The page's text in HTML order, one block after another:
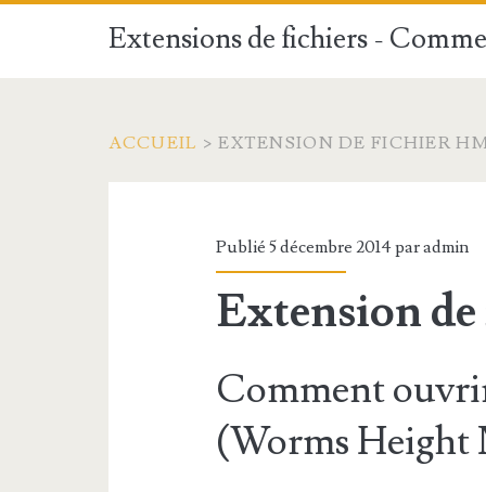
Extensions de fichiers -
ACCUEIL > EXTENSION DE FICHIER
Publié 5 décembre 2014 paradmin
Extension
Comment
(Worms Height